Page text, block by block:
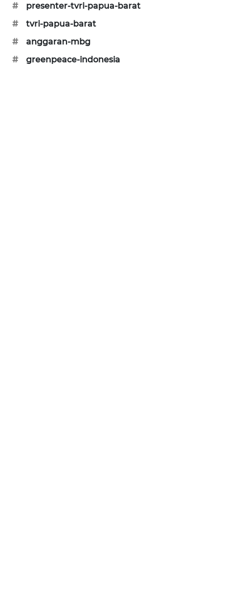
#
presenter-tvri-papua-barat
#
tvri-papua-barat
#
anggaran-mbg
#
greenpeace-indonesia
ASA